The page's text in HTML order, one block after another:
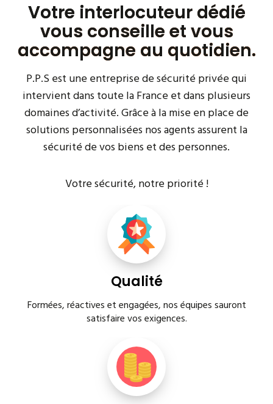
Votre interlocuteur dédié
vous conseille et vous
accompagne au quotidien.
P.P.S est une entreprise de sécurité privée qui
intervient dans toute la France et dans plusieurs
domaines d’activité. Grâce à la mise en place de
solutions personnalisées nos agents assurent la
sécurité de vos biens et des personnes.
Votre sécurité, notre priorité !
Qualité
Formées, réactives et engagées, nos équipes sauront
satisfaire vos exigences.